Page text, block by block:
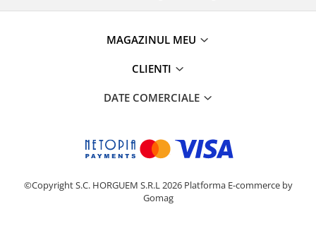
MAGAZINUL MEU
CLIENTI
DATE COMERCIALE
©Copyright S.C. HORGUEM S.R.L 2026 Platforma E-commerce by
Gomag